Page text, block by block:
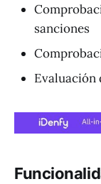
sanciones
Evaluación